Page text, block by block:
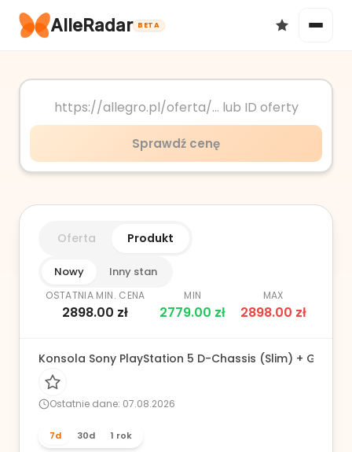
AlleRadar BETA
Okazje
Sprawdź cenę
Oferta Produkt
Nowy Inny stan
OSTATNIA MIN. CENA
2898.00 zł
MIN
2779.00 zł
MAX
2898.00 zł
Konsola Sony PlayStation 5 D-Chassis (Slim) + Gra
Ostatnie dane: 07.08.2026
7d 30d 1 rok